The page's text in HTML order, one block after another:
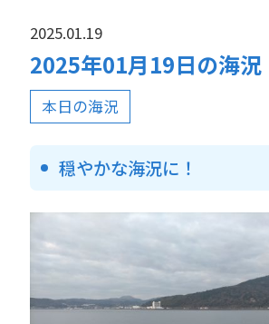
2025.01.19
2025年01月19日の海況
本日の海況
穏やかな海況に！